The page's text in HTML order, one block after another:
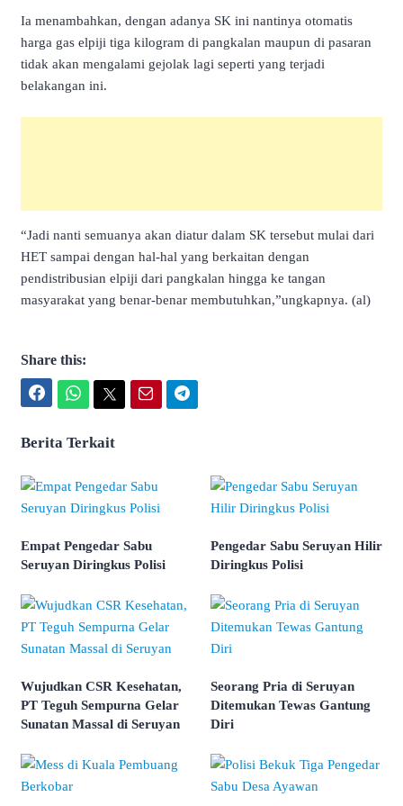
Ia menambahkan, dengan adanya SK ini nantinya otomatis
harga gas elpiji tiga kilogram di pangkalan maupun di pasaran
tidak akan mengalami gejolak lagi seperti yang terjadi
belakangan ini.
“Jadi nanti semuanya akan diatur dalam SK tersebut mulai dari
HET sampai dengan hal-hal yang berkaitan dengan
pendistribusian elpiji dari pangkalan hingga ke tangan
masyarakat yang benar-benar membutuhkan,”ungkapnya. (al)
Share this:
Berita Terkait
Empat Pengedar Sabu
Seruyan Diringkus Polisi
Pengedar Sabu Seruyan Hilir
Diringkus Polisi
Wujudkan CSR Kesehatan,
PT Teguh Sempurna Gelar
Sunatan Massal di Seruyan
Seorang Pria di Seruyan
Ditemukan Tewas Gantung
Diri